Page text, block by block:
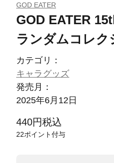
GOD EATER
GOD EATER
ランダムコレク
カテゴリ：
キャラグッズ
発売月：
2025年6月12日
440円税込
22ポイント付与